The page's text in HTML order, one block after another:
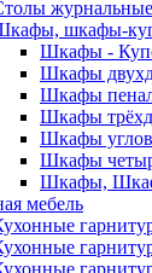
журнальные
шкафы-
Шкафы -
Шкафы
Шкафы
Шкафы
Шкафы
Шкафы
Шкафы,
мебель